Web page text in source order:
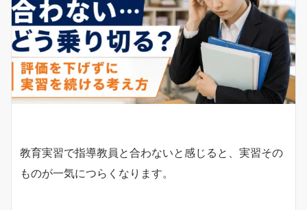
教育実習で指導教員と合わないと感じると、実習その
ものが一気につらくなります。